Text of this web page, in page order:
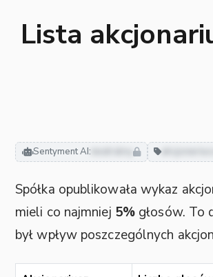
Lista
Sentyment AI: neutralny
Spółka opublikowała wykaz
mieli co najmniej 5% głosów. To
był wpływ poszczególnych